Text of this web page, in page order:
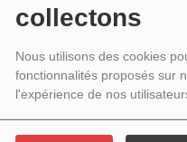
collectons
Nous utilisons des cookies
fonctionnalités proposés sur
l'expérience de nos
La playlist LRdR sous 7